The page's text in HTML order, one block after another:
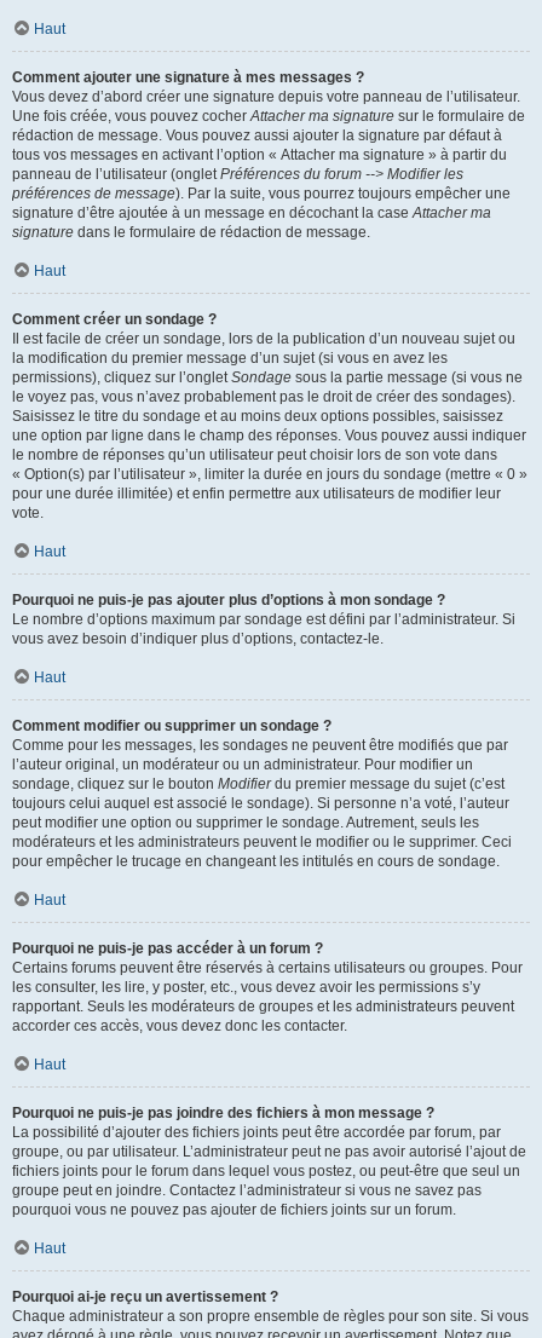
Haut
Comment ajouter une signature à mes messages ?
Vous devez d’abord créer une signature depuis votre panneau de l’utilisateur.
Une fois créée, vous pouvez cocherAttacher ma signature sur le formulaire de
rédaction de message. Vous pouvez aussi ajouter la signature par défaut à
tous vos messages en activant l’option « Attacher ma signature » à partir du
panneau de l’utilisateur (ongletPréférences du forum --> Modifier les
préférences de message). Par la suite, vous pourrez toujours empêcher une
signature d’être ajoutée à un message en décochant la caseAttacher ma
signature dans le formulaire de rédaction de message.
Haut
Comment créer un sondage ?
Il est facile de créer un sondage, lors de la publication d’un nouveau sujet ou
la modification du premier message d’un sujet (si vous en avez les
permissions), cliquez sur l’ongletSondage sous la partie message (si vous ne
le voyez pas, vous n’avez probablement pas le droit de créer des sondages).
Saisissez le titre du sondage et au moins deux options possibles, saisissez
une option par ligne dans le champ des réponses. Vous pouvez aussi indiquer
le nombre de réponses qu’un utilisateur peut choisir lors de son vote dans
« Option(s) par l’utilisateur », limiter la durée en jours du sondage (mettre « 0 »
pour une durée illimitée) et enfin permettre aux utilisateurs de modifier leur
vote.
Haut
Pourquoi ne puis-je pas ajouter plus d’options à mon sondage ?
Le nombre d’options maximum par sondage est défini par l’administrateur. Si
vous avez besoin d’indiquer plus d’options, contactez-le.
Haut
Comment modifier ou supprimer un sondage ?
Comme pour les messages, les sondages ne peuvent être modifiés que par
l’auteur original, un modérateur ou un administrateur. Pour modifier un
sondage, cliquez sur le bouton Modifierdu premier message du sujet (c’est
toujours celui auquel est associé le sondage). Si personne n’a voté, l’auteur
peut modifier une option ou supprimer le sondage. Autrement, seuls les
modérateurs et les administrateurs peuvent le modifier ou le supprimer. Ceci
pour empêcher le trucage en changeant les intitulés en cours de sondage.
Haut
Pourquoi ne puis-je pas accéder à un forum ?
Certains forums peuvent être réservés à certains utilisateurs ou groupes. Pour
les consulter, les lire, y poster, etc., vous devez avoir les permissions s’y
rapportant. Seuls les modérateurs de groupes et les administrateurs peuvent
accorder ces accès, vous devez donc les contacter.
Haut
Pourquoi ne puis-je pas joindre des fichiers à mon message ?
La possibilité d’ajouter des fichiers joints peut être accordée par forum, par
groupe, ou par utilisateur. L’administrateur peut ne pas avoir autorisé l’ajout de
fichiers joints pour le forum dans lequel vous postez, ou peut-être que seul un
groupe peut en joindre. Contactez l’administrateur si vous ne savez pas
pourquoi vous ne pouvez pas ajouter de fichiers joints sur un forum.
Haut
Pourquoi ai-je reçu un avertissement ?
Chaque administrateur a son propre ensemble de règles pour son site. Si vous